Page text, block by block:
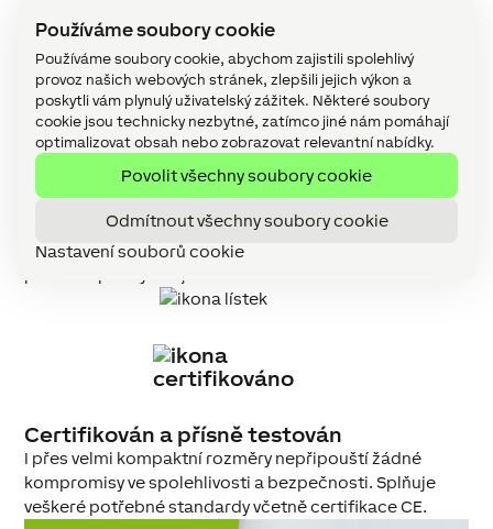
Používáme soubory cookie
Používáme soubory cookie, abychom zajistili spolehlivý
provoz našich webových stránek, zlepšili jejich výkon a
poskytli vám plynulý uživatelský zážitek. Některé soubory
cookie jsou technicky nezbytné, zatímco jiné nám pomáhají
optimalizovat obsah nebo zobrazovat relevantní nabídky.
Povolit všechny soubory cookie
Odmítnout všechny soubory cookie
Nastavení souborů cookie
Kompaktní provedení
Miniaturní rozměry 53 × 53 × 31 mm umožňují skrýt Nano
Dimmer Air do standardní instalační krabice.
Nízká spotřeba energie
Průměrná spotřeba energie v režimu standby je
Certifikován a přísně testován
I přes velmi kompaktní rozměry nepřipouští žádné
kompromisy ve spolehlivosti a bezpečnosti. Splňuje
veškeré potřebné standardy včetně certifikace CE.